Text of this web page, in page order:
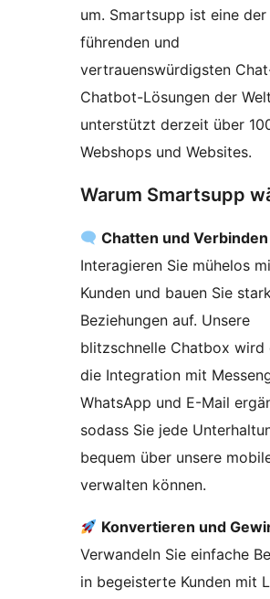
um. Smartsupp ist eine der
führenden und
vertrauenswürdigsten
Chatbot-Lösungen der
unterstützt derzeit über
Webshops und Websites.
Warum Smartsupp
Chatten und Verbinden
Interagieren Sie mühelos
Kunden und bauen Sie
Beziehungen auf. Unsere
blitzschnelle Chatbox wird
die Integration mit
WhatsApp und E-Mail
sodass Sie jede
bequem über unsere
verwalten können.
Konvertieren und
Verwandeln Sie einfache
in begeisterte Kunden mit